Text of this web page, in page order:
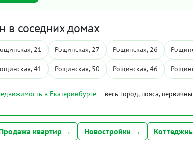
в соседних домах
21 Рощинская, 27 Рощинская, 26
41 Рощинская, 50 Рощинская, 46
в Екатеринбурге — весь город, пояса,
Продажа квартир → Новостройки →